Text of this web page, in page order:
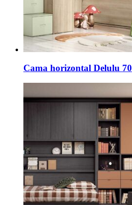
Cama horizontal Delulu 70